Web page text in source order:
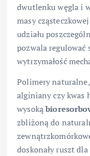
dwutlenku węgla i
masy
udziału
pozwala regulować
wytrzymałość
Polimery
alginiany czy kwas
wysoką
zbliżoną do
doskonały ruszt